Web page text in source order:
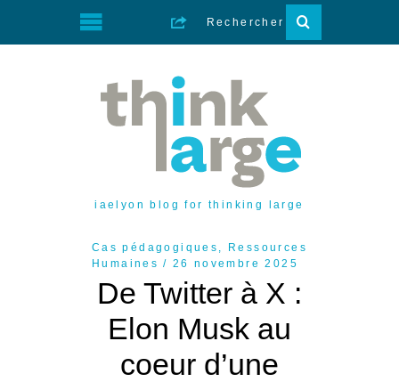
iaelyon blog for thinking large
Cas pédagogiques ,
Ressources
Humaines
26 novembre 2025
De Twitter à X :
Elon Musk au
coeur d’une